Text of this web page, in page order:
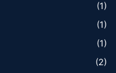
(1)
(1)
(1)
(2)